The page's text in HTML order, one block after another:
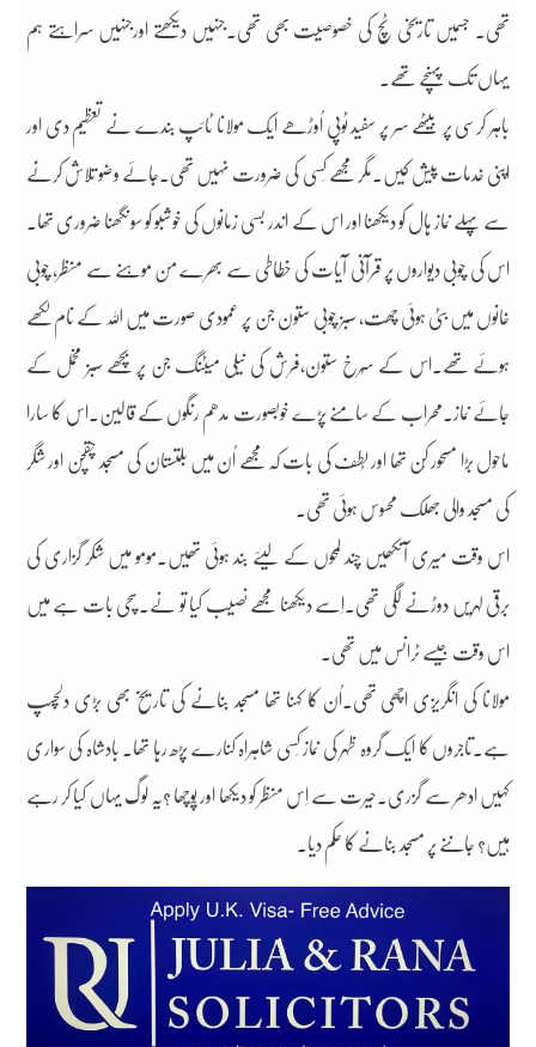
تھی۔ جسمیں تاریخی ٹچ کی خصوصیت بھی تھی۔جنہیں دیکھتے اورجنہیں سراہتے ہم
یہاں تک پہنچے تھے۔
باہر کرسی پر بیٹھے سر پر سفید ٹوپی اُوڑھے ایک مولانا ٹائپ بندے نے تعظیم دی اور
اپنی خدمات پیش کیں۔مگر مجھے کِسی کی ضرورت نہیں تھی۔جائے وضو تلاش کرنے
سے پہلے نماز ہال کو دیکھنا اور اس کے اندر بسی زمانوں کی خوشبو کو سونگھنا ضروری تھا۔
اس کی چوبی دیواروں پر قرآنی آیات کی خطاطی سے بھرے من موہنے سے منظر، چوبی
خانوں میں بٹی ہوئی چھت، سبز چوبی ستون جن پر عمودی صورت میں اللہ کے نام لکھے
ہوئے تھے۔اس کے سُرخ ستون،فرش کی نیلی میٹنگ جن پر بچھے سبز مخمل کے
جائے نماز۔محراب کے سامنے پڑے خوبصورت مدھم رنگوں کے قالین۔اس کا سارا
ماحول بڑا مسحور کُن تھا اور لُطف کی بات کہ مجھے اُن میں بلتستان کی مسجد چقچن اور شگر
کی مسجد والی جھلک محسوس ہوئی تھی۔
اس وقت میری آنکھیں چند لمحوں کے لیئے بند ہوئی تھیں۔مومو میں شکر گزاری کی
برقی لہریں دوڑنے لگی تھی۔اِسے دیکھنا مجھے نصیب کیا تو نے۔سچی بات ہے میں
اس وقت جیسے ٹرانس میں تھی۔
مولانا کی انگریزی اچھی تھی۔اُن کا کہنا تھا مسجد بنانے کی تاریخ بھی بڑی دلچسپ
ہے۔تاجروں کا ایک گروہ ظہر کی نماز کِسی شاہراہ کنارے پڑھ رہا تھا۔ بادشاہ کی سواری
کہیں ادھر سے گزری۔حیرت سے اِس منظر کو دیکھا اور پُوچھا ؟یہ لوگ یہاں کیا کر رہے
ہیں؟ جاننے پر مسجد بنانے کا حکم دیا۔